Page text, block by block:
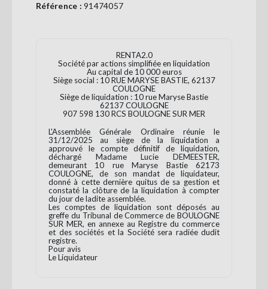
Se
Référence : 91474057
RENTA2.0
Société par actions simplifiée en liquidation
Au capital de 10 000 euros
Siège social : 10 RUE MARYSE BASTIE, 62137
COULOGNE
Siège de liquidation : 10 rue Maryse Bastie
62137 COULOGNE
907 598 130 RCS BOULOGNE SUR MER
L'Assemblée Générale Ordinaire réunie le
31/12/2025 au siège de la liquidation a
approuvé le compte définitif de liquidation,
déchargé Madame Lucie DEMEESTER,
demeurant 10 rue Maryse Bastie 62173
COULOGNE, de son mandat de liquidateur,
donné à cette dernière quitus de sa gestion et
constaté la clôture de la liquidation à compter
du jour de ladite assemblée.
Les comptes de liquidation sont déposés au
greffe du Tribunal de Commerce de BOULOGNE
SUR MER, en annexe au Registre du commerce
et des sociétés et la Société sera radiée dudit
registre.
Pour avis
Le Liquidateur